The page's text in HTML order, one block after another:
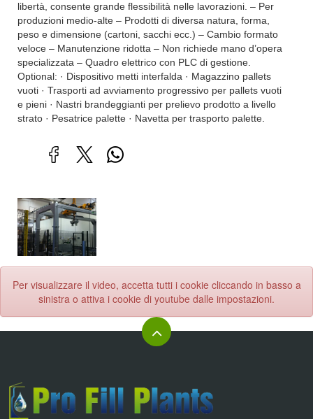
libertà, consente grande flessibilità nelle lavorazioni. – Per
produzioni medio-alte – Prodotti di diversa natura, forma,
peso e dimensione (cartoni, sacchi ecc.) – Cambio formato
veloce – Manutenzione ridotta – Non richiede mano d’opera
specializzata – Quadro elettrico con PLC di gestione.
Optional: · Dispositivo metti interfalda · Magazzino pallets
vuoti · Trasporti ad avviamento progressivo per pallets vuoti
e pieni · Nastri brandeggianti per prelievo prodotto a livello
strato · Pesatrice palette · Navetta per trasporto palette.
Per visualizzare il video, accetta tutti i cookie cliccando in basso a
sinistra o attiva i cookie di youtube dalle impostazioni.